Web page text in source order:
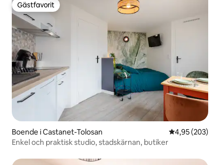
Gästfavorit
Gästfavorit
Boende i Castanet-Tolosan 4,95 av 5 i
4,95 (203)
Enkel och praktisk studio, stadskärnan, butiker